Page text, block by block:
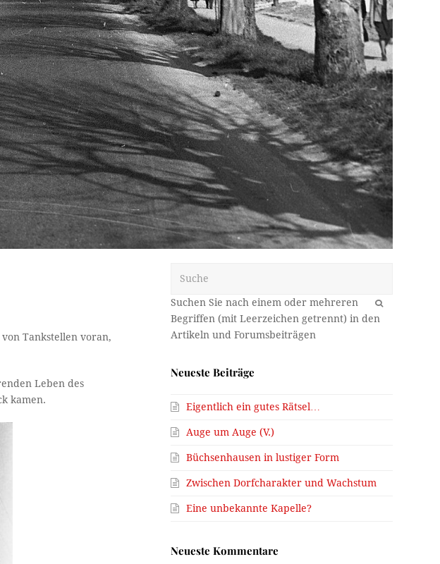
Tankstellen voran,
Leben des
kamen.
OK
Neueste Beiträge
Eigentlich ein gutes Rätsel…
Auge um Auge (V.)
Büchsenhausen in lustiger Form
Zwischen Dorfcharakter und Wachstum
Eine unbekannte Kapelle?
Neueste Kommentare